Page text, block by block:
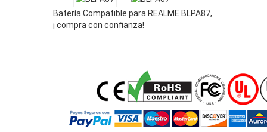
Batería Compatible para REALME BLPA87,
¡ compra con confianza!